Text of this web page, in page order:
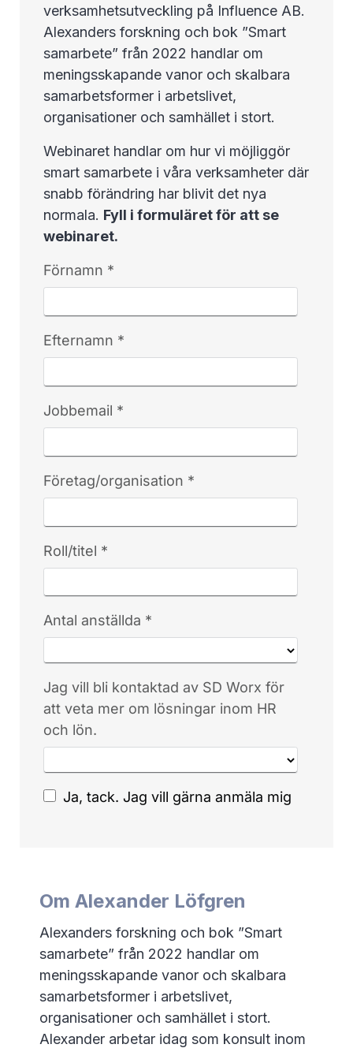
verksamhetsutveckling på Influence AB.
Alexanders forskning och bok ”Smart
samarbete” från 2022 handlar om
meningsskapande vanor och skalbara
samarbetsformer i arbetslivet,
organisationer och samhället i stort.
Webinaret handlar om hur vi möjliggör
smart samarbete i våra verksamheter där
snabb förändring har blivit det nya
normala. Fyll i formuläret för att se
webinaret.
Om Alexander Löfgren
Alexanders forskning och bok ”Smart
samarbete” från 2022 handlar om
meningsskapande vanor och skalbara
samarbetsformer i arbetslivet,
organisationer och samhället i stort.
Alexander arbetar idag som konsult inom